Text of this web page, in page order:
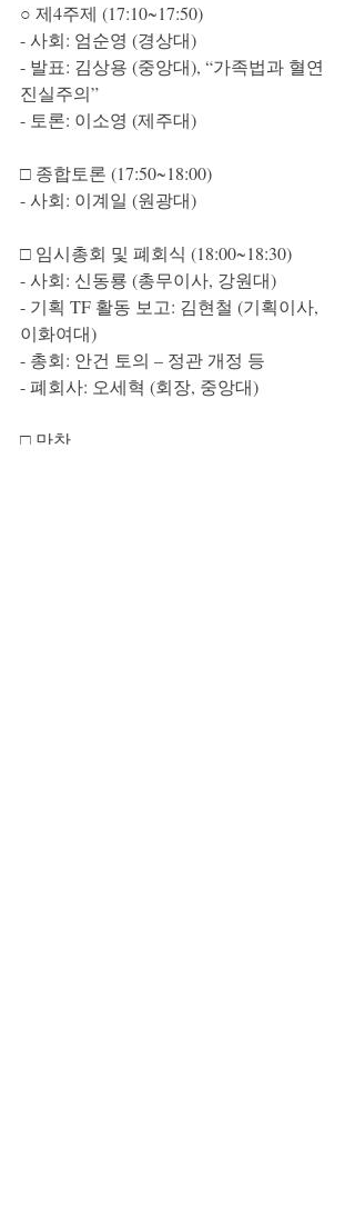
○ 제4주제 (17:10~17:50)
- 사회: 엄순영 (경상대)
- 발표: 김상용 (중앙대), “가족법과 혈연
진실주의”
- 토론: 이소영 (제주대)
□ 종합토론 (17:50~18:00)
- 사회: 이계일 (원광대)
□ 임시총회 및 폐회식 (18:00~18:30)
- 사회: 신동룡 (총무이사, 강원대)
- 기획 TF 활동 보고: 김현철 (기획이사,
이화여대)
- 총회: 안건 토의 – 정관 개정 등
- 폐회사: 오세혁 (회장, 중앙대)
□ 만찬